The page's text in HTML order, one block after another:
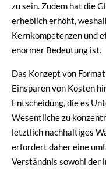
zu sein. Zudem hat die
erheblich erhöht,
Kernkompetenzen und
enormer Bedeutung ist.
Das Konzept von
Einsparen von Kosten
Entscheidung, die es
Wesentliche zu
letztlich nachhaltiges
erfordert daher eine
Verständnis sowohl der